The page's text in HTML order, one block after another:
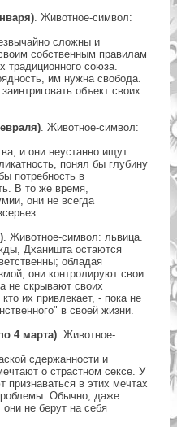
. Животное-символ:
сложны и
собственным правилам
традиционного союза.
им нужна свобода.
объект своих
. Животное-символ:
и они неустанно ищут
понял бы глубину
потребность в
В то же время,
они не всегда
. Животное-символ: львица.
Дханишта остаются
обладая
они контролируют свои
не скрывают своих
их привлекает, - пока не
в своей жизни.
4 марта). Животное-
сдержанности и
о страстном сексе. У
в этих мечтах
Обычно, даже
не берут на себя